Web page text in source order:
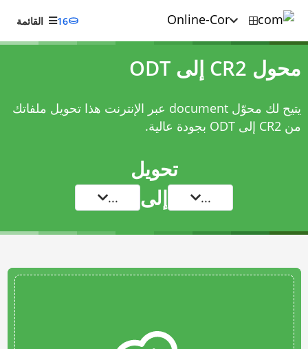
16 القائمة
محول CR2 إلى ODT
يتيح لك محوّل document عبر الإنترنت هذا تحويل ملفاتك
من CR2 إلى ODT بجودة عالية.
تحويل
... إلى ...